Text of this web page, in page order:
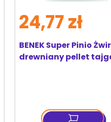
BENEK Super Pinio
drewniany pellet
24,77 zł